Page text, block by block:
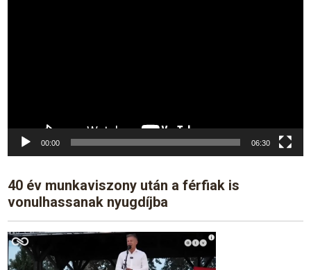
00:00 06:30
40 év munkaviszony után a férfiak is
vonulhassanak nyugdíjba